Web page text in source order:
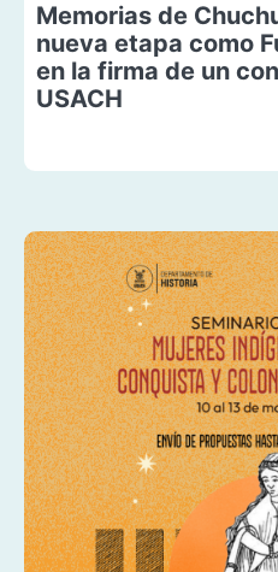
Memorias de
nueva etapa como
en la firma de un
USACH